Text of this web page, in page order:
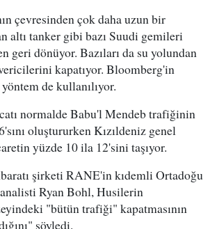
çevresinden çok daha uzun bir
altı tanker gibi bazı Suudi gemileri
geri dönüyor. Bazıları da su yolundan
kapatıyor. Bloomberg'in
de kullanılıyor.
normalde Babu'l Mendeb trafiğinin
oluştururken Kızıldeniz genel
yüzde 10 ila 12'sini taşıyor.
şirketi RANE'in kıdemli Ortadoğu
Ryan Bohl, Husilerin
"bütün trafiği" kapatmasının
söyledi.